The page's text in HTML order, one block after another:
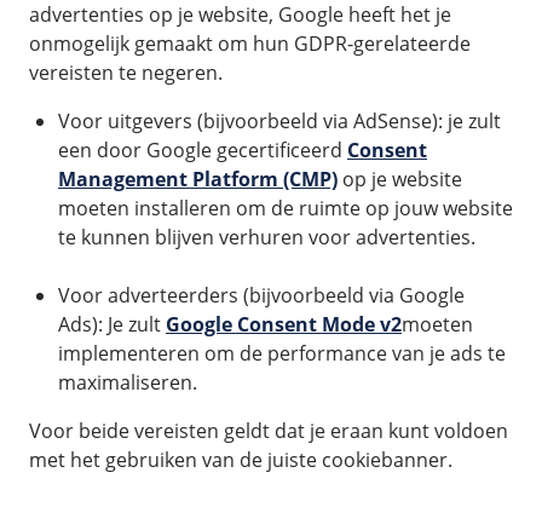
advertenties op je website, Google heeft het je
onmogelijk gemaakt om hun GDPR-gerelateerde
vereisten te negeren.
Voor uitgevers (bijvoorbeeld via AdSense): je zult
een door Google gecertificeerd Consent
Management Platform (CMP) op je website
moeten installeren om de ruimte op jouw website
te kunnen blijven verhuren voor advertenties.
Voor adverteerders (bijvoorbeeld via Google
Ads): Je zult Google Consent Mode v2moeten
implementeren om de performance van je ads te
maximaliseren.
Voor beide vereisten geldt dat je eraan kunt voldoen
met het gebruiken van de juiste cookiebanner.